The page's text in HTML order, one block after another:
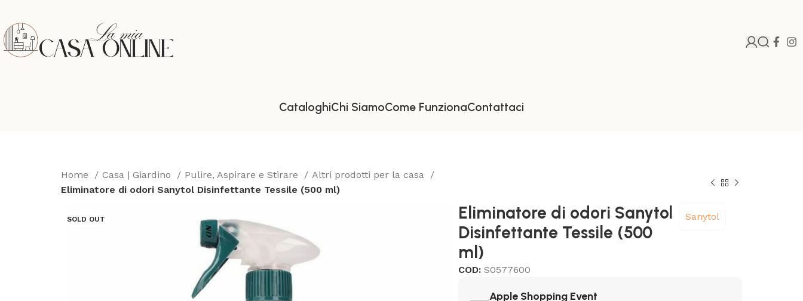
CataloghiChi SiamoCome FunzionaContattaci
Home Casa | Giardino Pulire, Aspirare e Stirare
Altri prodotti per la casa
Eliminatore di odori Sanytol Disinfettante Tessile (500 ml)
SOLD OUT
Eliminatore di odori Sanytol
Disinfettante Tessile (500
ml)
Sanytol
COD: S0577600
Apple Shopping Event